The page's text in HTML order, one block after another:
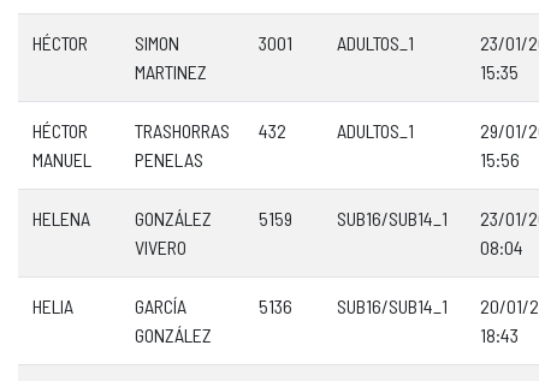
HÉCTOR
SIMON
MARTINEZ
3001 ADULTOS_1
23/01/
15:35
HÉCTOR
MANUEL
TRASHORRAS
PENELAS
432 ADULTOS_1
29/01/
15:56
HELENA
GONZÁLEZ
VIVERO
5159 SUB16/SUB14_1
23/01/
08:04
HELIA
GARCÍA
GONZÁLEZ
5136 SUB16/SUB14_1
20/01/
18:43